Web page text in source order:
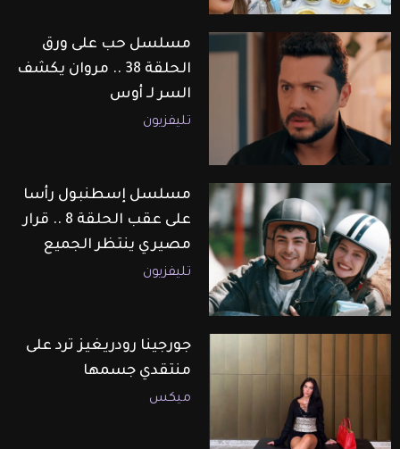
مسلسل حب على ورق
الحلقة 38 .. مروان يكشف
السر لـ أوس
تليفزيون
مسلسل إسطنبول رأسا
على عقب الحلقة 8 .. قرار
مصيري ينتظر الجميع
تليفزيون
جورجينا رودريغيز ترد على
منتقدي جسمها
ميكس